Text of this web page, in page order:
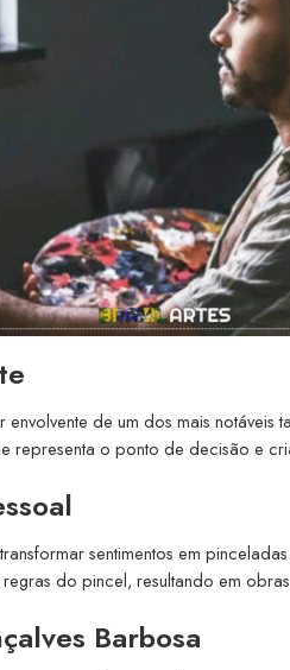
de um dos mais notáveis
representa o ponto de decisão e
sentimentos em
do pincel, resultando em
Barbosa